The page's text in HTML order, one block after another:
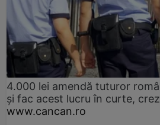
4.000 lei amendă tuturor
și fac acest lucru în curte,
www.cancan.ro